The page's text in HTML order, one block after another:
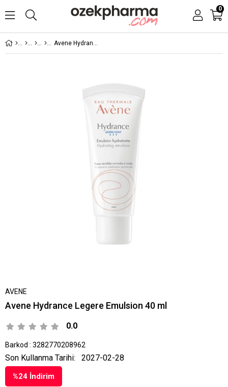
0
Avene Hydrance Legere Emulsion 40 ml
AVENE
Avene Hydrance Legere Emulsion 40 ml
0.0
Barkod : 3282770208962
%24 İndirim
Son Kullanma Tarihi: 2027-02-28